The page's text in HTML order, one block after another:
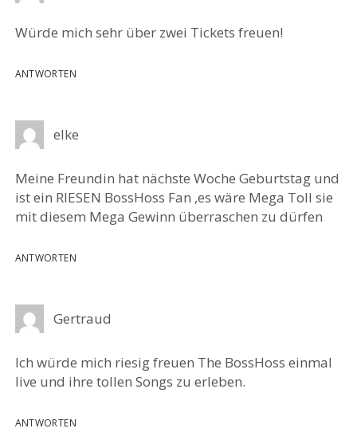
Würde mich sehr über zwei Tickets freuen!
ANTWORTEN
elke
Meine Freundin hat nächste Woche Geburtstag und
ist ein RIESEN BossHoss Fan ,es wäre Mega Toll sie
mit diesem Mega Gewinn überraschen zu dürfen
ANTWORTEN
Gertraud
Ich würde mich riesig freuen The BossHoss einmal
live und ihre tollen Songs zu erleben.
ANTWORTEN